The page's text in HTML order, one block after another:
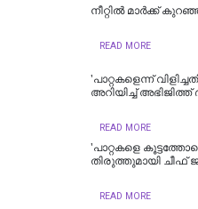
നീറ്റിൽ മാർക്ക്
READ MORE
'പാറ്റകളെന്ന്
അറിയിച്ച് അഭിജിത്ത്
READ MORE
'പാറ്റകളെ
തിരുത്തുമായി ചീഫ്
READ MORE